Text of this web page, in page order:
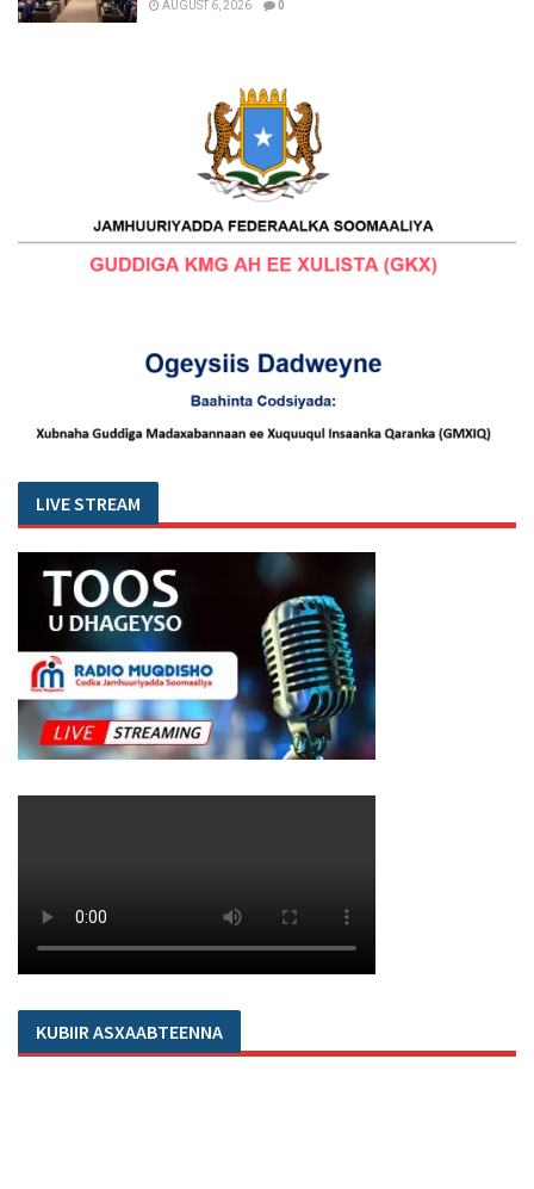
AUGUST 6, 2026 0
LIVE STREAM
KUBIIR ASXAABTEENNA